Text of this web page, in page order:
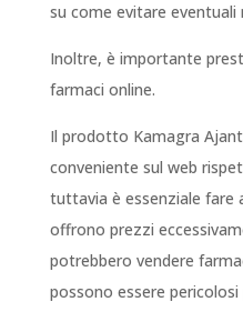
su come evitare eventuali
Inoltre, è importante
farmaci online.
Il prodotto Kamagra
conveniente sul web
tuttavia è essenziale fare
offrono prezzi
potrebbero vendere
possono essere pericolosi